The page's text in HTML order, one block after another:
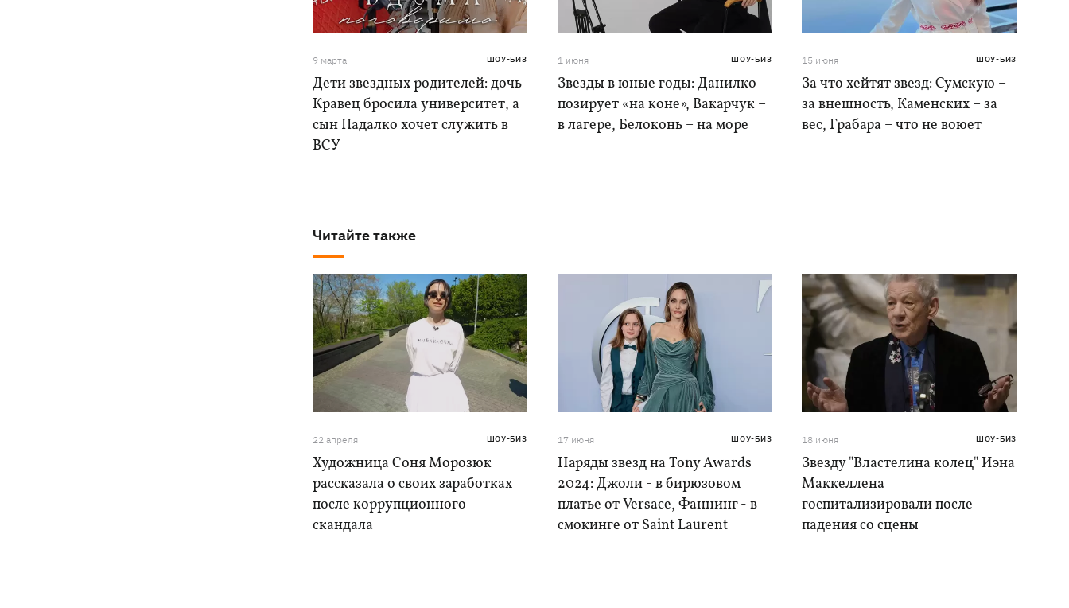
9 марта ШОУ-БИЗ
Дети звездных родителей: дочь
Кравец бросила университет, а
сын Падалко хочет служить в
ВСУ
1 июня ШОУ-БИЗ
Звезды в юные годы: Данилко
позирует «на коне», Вакарчук –
в лагере, Белоконь – на море
15 июня ШОУ-БИЗ
За что хейтят звезд: Сумскую –
за внешность, Каменских – за
вес, Грабара – что не воюет
Читайте также
22 апреля ШОУ-БИЗ
Художница Соня Морозюк
рассказала о своих заработках
после коррупционного
скандала
17 июня ШОУ-БИЗ
Наряды звезд на Tony Awards
2024: Джоли - в бирюзовом
платье от Versace, Фаннинг - в
смокинге от Saint Laurent
18 июня ШОУ-БИЗ
Звезду "Властелина колец" Иэна
Маккеллена
госпитализировали после
падения со сцены